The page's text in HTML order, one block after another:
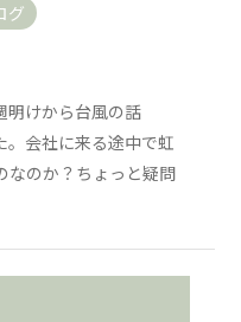
グ
けから台風の話
会社に来る途中で虹
のか？ちょっと疑問